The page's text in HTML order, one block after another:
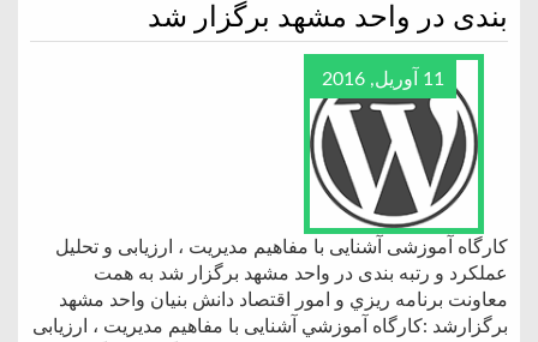
بندی در واحد مشهد برگزار شد
11 آوریل, 2016
كارگاه آموزشى آشنایی با مفاهیم مدیریت ، ارزیابی و تحلیل
عملکرد و رتبه بندی در واحد مشهد برگزار شد به همت
معاونت برنامه ريزي و امور اقتصاد دانش بنيان واحد مشهد
برگزارشد :كارگاه آموزشي آشنایی با مفاهیم مدیریت ، ارزیابی